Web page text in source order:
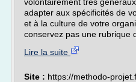
adapter aux spécificités de
et à la culture de votre
conservez pas une rubrique
Lire la suite
Site : https://methodo-